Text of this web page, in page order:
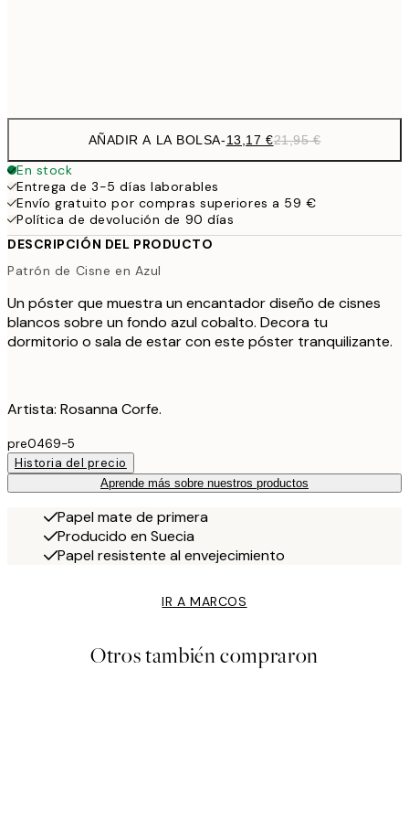
AÑADIR A LA BOLSA-13,17 €21,95 €
En stock
Entrega de 3-5 días laborables
Envío gratuito por compras superiores a 59 €
Política de devolución de 90 días
DESCRIPCIÓN DEL PRODUCTO
Patrón de Cisne en Azul
Un póster que muestra un encantador diseño de cisnes
blancos sobre un fondo azul cobalto. Decora tu
dormitorio o sala de estar con este póster tranquilizante.
Artista: Rosanna Corfe.
pre0469-5
Historia del precio
Aprende más sobre nuestros productos
Papel mate de primera
Producido en Suecia
Papel resistente al envejecimiento
IR A MARCOS
Otros también compraron